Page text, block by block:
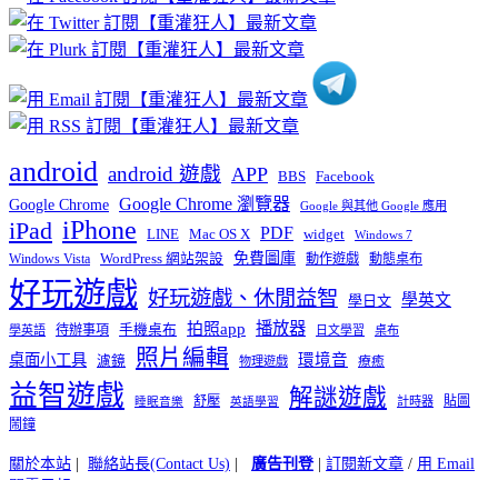
分
類
android android 遊戲 APP BBS Facebook
Google Chrome Google Chrome 瀏覽器 Google 與其他 Google 應用
iPad iPhone LINE Mac OS X PDF widget Windows 7
Windows Vista WordPress 網站架設 免費圖庫 動作遊戲 動態桌布
好玩遊戲 好玩遊戲、休閒益智 學日文 學英文
學英語 待辦事項 手機桌布 拍照app 播放器 日文學習 桌布
桌面小工具 濾鏡 照片編輯 物理遊戲 環境音 療癒
益智遊戲 睡眠音樂 舒壓 英語學習 解謎遊戲 計時器
貼圖
鬧鐘
關於本站 | 聯絡站長(Contact Us) | 廣告刊登| 訂閱新文章 / 用 Email